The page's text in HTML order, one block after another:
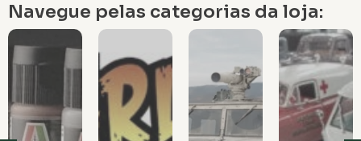
Navegue pelas categorias da loja: